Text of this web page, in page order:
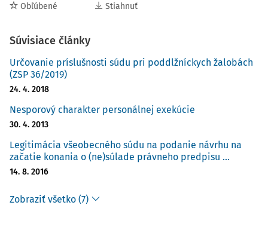
Obľúbené Stiahnuť
Súvisiace články
Určovanie príslušnosti súdu pri poddlžníckych žalobách
(ZSP 36/2019)
24. 4. 2018
Nesporový charakter personálnej exekúcie
30. 4. 2013
Legitimácia všeobecného súdu na podanie návrhu na
začatie konania o (ne)súlade právneho predpisu ...
14. 8. 2016
Zobraziť všetko (7)